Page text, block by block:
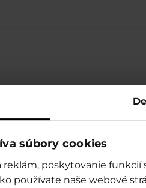
súbory cookies
reklám, poskytovanie
používate naše webové
See what´s the